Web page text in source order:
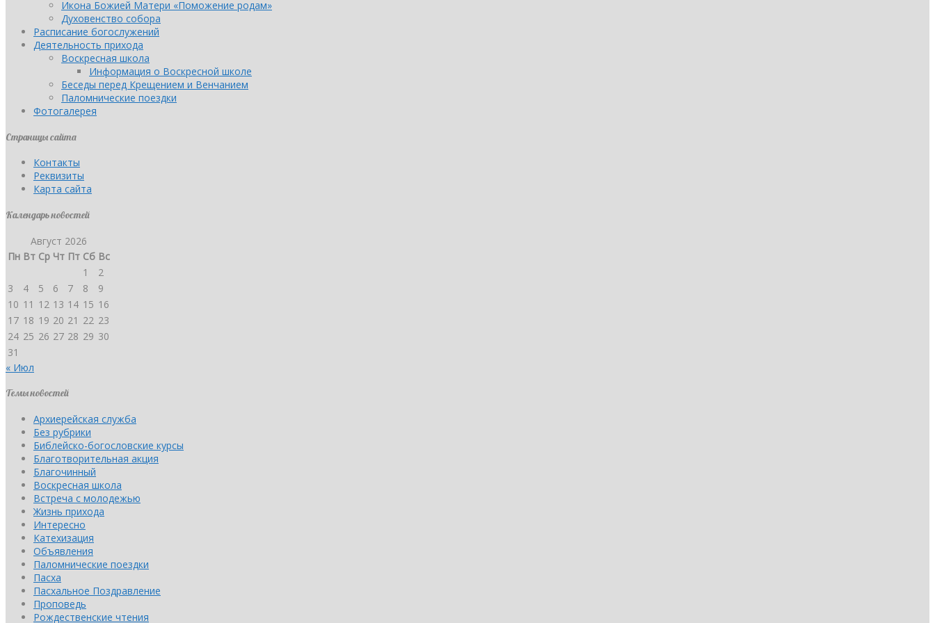
Икона Божией Матери «Поможение родам»
Духовенство собора
Расписание богослужений
Деятельность прихода
Воскресная школа
Информация о Воскресной школе
Беседы перед Крещением и Венчанием
Паломнические поездки
Фотогалерея
Страницы сайта
Контакты
Реквизиты
Карта сайта
Календарь новостей
Август 2026
Пн Вт Ср Чт Пт Сб Вс
1
2
3
4 5 6 7 8
9
10 11 12 13 14 15 16
17 18 19 20 21 22 23
24 25 26 27 28 29 30
31
« Июл
Темы новостей
Архиерейская служба
Без рубрики
Библейско-богословские курсы
Благотворительная акция
Благочинный
Воскресная школа
Встреча с молодежью
Жизнь прихода
Интересно
Катехизация
Объявления
Паломнические поездки
Пасха
Пасхальное Поздравление
Проповедь
Рождественские чтения